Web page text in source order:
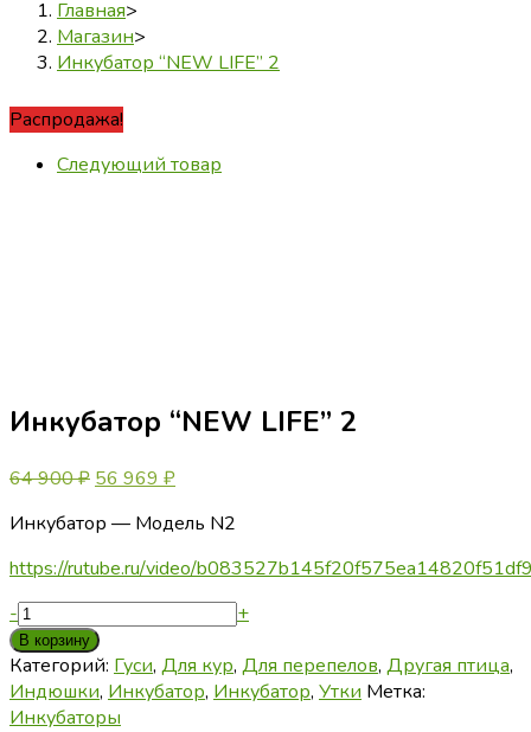
Главная>
Магазин>
Инкубатор “NEW LIFE” 2
Распродажа!
Следующий товар
Инкубатор “NEW LIFE” 2
64 900₽ Первоначальная
составляла
64
900 ₽.
56 969 ₽Текущая
56
969 ₽.
Инкубатор — Модель N2
https://rutube.ru/video/
Количество
товара
Инкубатор
“NEW
LIFE”
- +
В корзину
Категорий: Гуси, Для кур, Для перепелов, Другая птица,
Индюшки, Инкубатор, Инкубатор, Утки Метка:
Инкубаторы